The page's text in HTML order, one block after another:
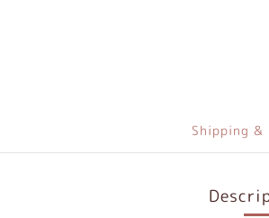
Shipping &